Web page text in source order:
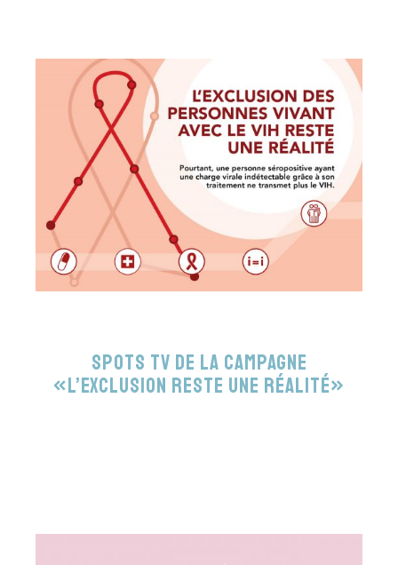
Spots TV de la campagne
«L’exclusion reste une réalité»